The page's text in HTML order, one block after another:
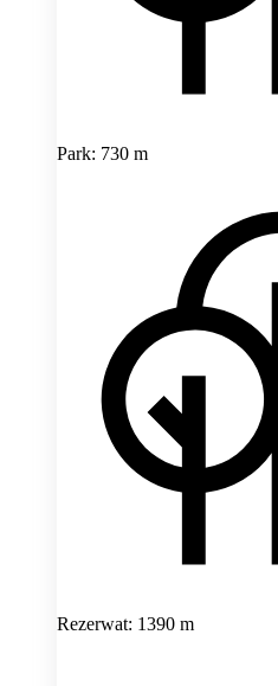
Park: 730 m
Rezerwat: 1390 m